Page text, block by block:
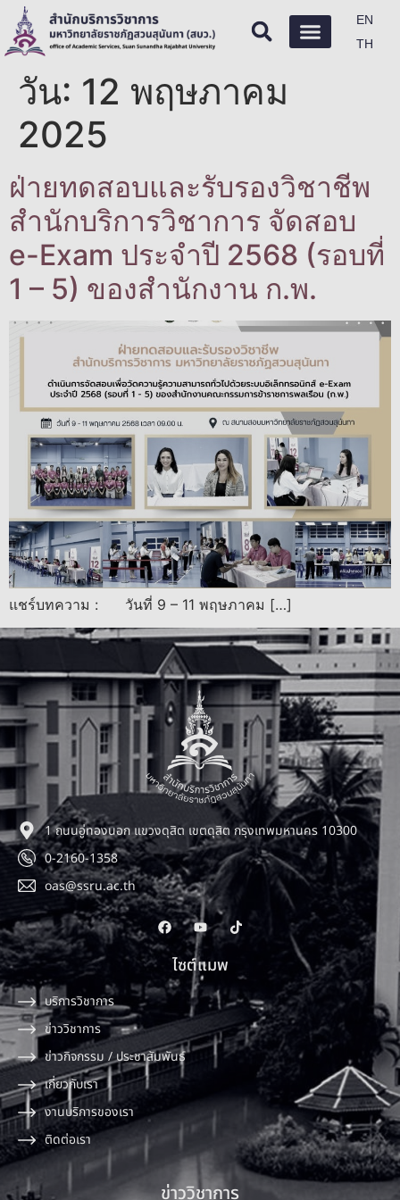
EN
TH
วัน: 12 พฤษภาคม
2025
ฝ่ายทดสอบและรับรองวิชาชีพ
สำนักบริการวิชาการ จัดสอบ
e-Exam ประจำปี 2568 (รอบที่
1 – 5) ของสำนักงาน ก.พ.
แชร์บทความ : วันที่ 9 – 11 พฤษภาคม […]
1 ถนนอู่ทองนอก แขวงดุสิต เขตดุสิต กรุงเทพมหานคร 10300
0-2160-1358
oas@ssru.ac.th
ไซต์แมพ
บริการวิชาการ
ข่าววิชาการ
ข่าวกิจกรรม / ประชาสัมพันธ์
เกี่ยวกับเรา
งานบริการของเรา
ติดต่อเรา
ข่าววิชาการ